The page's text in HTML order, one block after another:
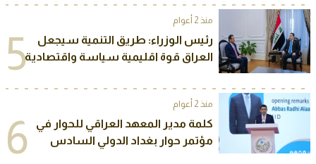
منذ 2 أعوام
5
رئيس الوزراء: طريق التنمية سيجعل
العراق قوة اقليمية سياسة واقتصادية
منذ 2 أعوام
6
كلمة مدير المعهد العراقي للحوار في
مؤتمر حوار بغداد الدولي السادس